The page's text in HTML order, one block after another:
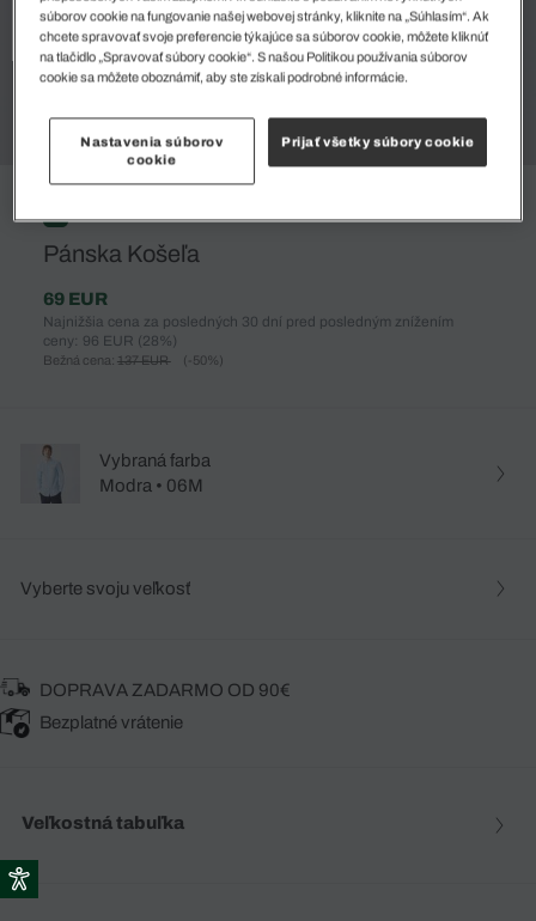
%
Pánska Košeľa
69 EUR
Najnižšia cena za posledných 30 dní pred posledným znížením
ceny: 96 EUR (28%)
Bežná cena: 137 EUR (-50%)
Vybraná farba
Modra • 06M
Vyberte svoju veľkosť
DOPRAVA ZADARMO OD 90€
Bezplatné vrátenie
Veľkostná tabuľka
súborov cookie na fungovanie našej webovej stránky, kliknite na „Súhlasím“. Ak
chcete spravovať svoje preferencie týkajúce sa súborov cookie, môžete kliknúť
na tlačidlo „Spravovať súbory cookie“. S našou Politikou používania súborov
cookie sa môžete oboznámiť, aby ste získali podrobné informácie.
Nastavenia súborov
cookie
Prijať všetky súbory cookie